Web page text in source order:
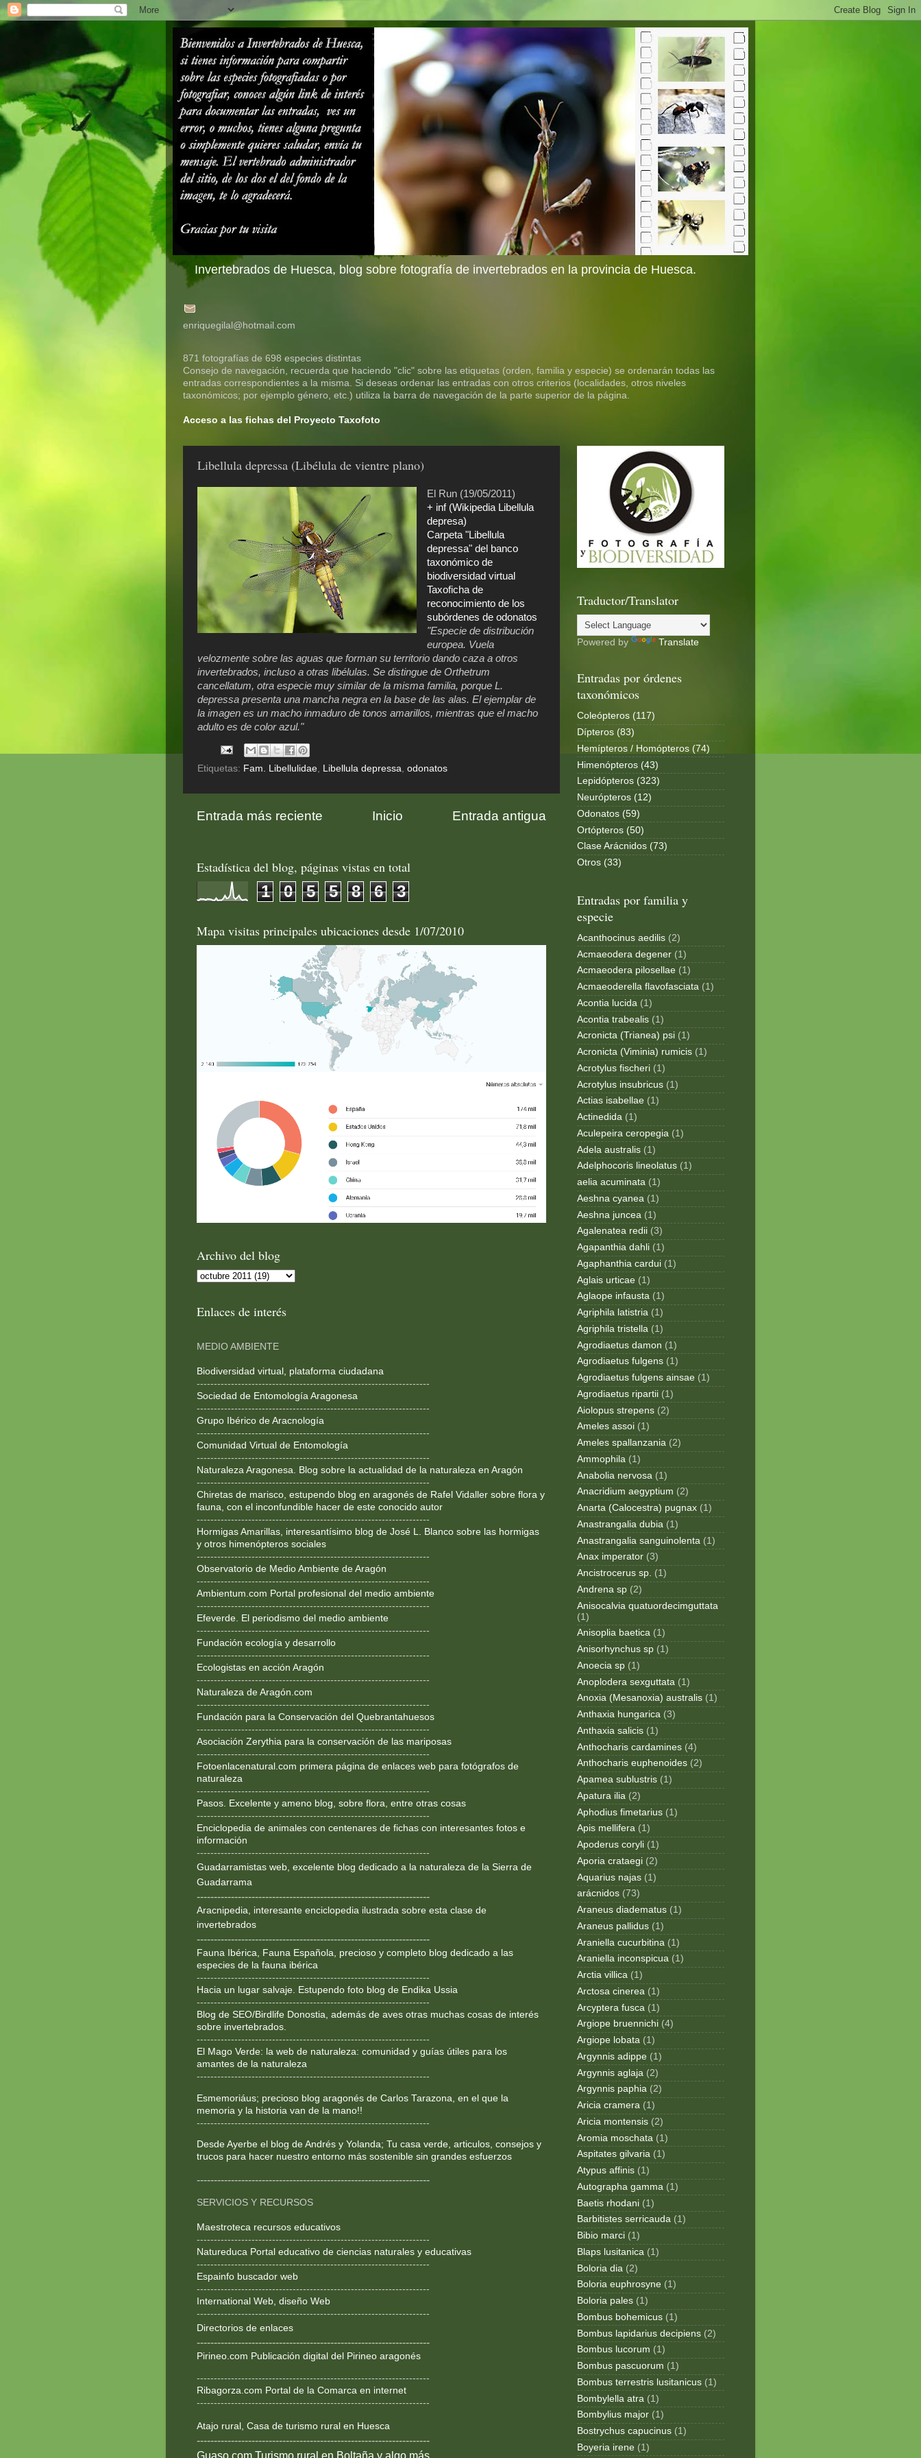
Invertebrados de Huesca, blog sobre fotografía de invertebrados en la provincia de Huesca.
enriquegilal@hotmail.com
871 fotografías de 698 especies distintas
Consejo de navegación, recuerda que haciendo "clic" sobre las etiquetas (orden, familia y especie) se ordenarán todas las
entradas correspondientes a la misma. Si deseas ordenar las entradas con otros criterios (localidades, otros niveles
taxonómicos; por ejemplo género, etc.) utiliza la barra de navegación de la parte superior de la página.
Acceso a las fichas del Proyecto Taxofoto
Libellula depressa (Libélula de vientre plano)
El Run (19/05/2011)
+ inf (Wikipedia Libellula
depresa)
Carpeta "Libellula
depressa" del banco
taxonómico de
biodiversidad virtual
Taxoficha de
reconocimiento de los
subórdenes de odonatos
"Especie de distribución
europea. Vuela
velozmente sobre las aguas que forman su territorio dando caza a otros
invertebrados, incluso a otras libélulas. Se distingue de Orthetrum
cancellatum, otra especie muy similar de la misma familia, porque L.
depressa presenta una mancha negra en la base de las alas. El ejemplar de
la imagen es un macho inmaduro de tonos amarillos, mientras que el macho
adulto es de color azul."
Etiquetas: Fam. Libellulidae Libellula depressa odonatos
Entrada más reciente Entrada antigua
Inicio
Estadística del blog, páginas vistas en total
1 0 5 5 8 6 3
Mapa visitas principales ubicaciones desde 1/07/2010
Archivo del blog
Enlaces de interés
MEDIO AMBIENTE
Biodiversidad virtual, plataforma ciudadana
--------------------------------------------------------------------
Sociedad de Entomología Aragonesa
--------------------------------------------------------------------
Grupo Ibérico de Aracnología
--------------------------------------------------------------------
Comunidad Virtual de Entomología
--------------------------------------------------------------------
Naturaleza Aragonesa. Blog sobre la actualidad de la naturaleza en Aragón
--------------------------------------------------------------------
Chiretas de marisco, estupendo blog en aragonés de Rafel Vidaller sobre flora y
fauna, con el inconfundible hacer de este conocido autor
--------------------------------------------------------------------
Hormigas Amarillas, interesantísimo blog de José L. Blanco sobre las hormigas
y otros himenópteros sociales
--------------------------------------------------------------------
Observatorio de Medio Ambiente de Aragón
--------------------------------------------------------------------
Ambientum.com Portal profesional del medio ambiente
--------------------------------------------------------------------
Efeverde. El periodismo del medio ambiente
--------------------------------------------------------------------
Fundación ecología y desarrollo
--------------------------------------------------------------------
Ecologistas en acción Aragón
--------------------------------------------------------------------
Naturaleza de Aragón.com
--------------------------------------------------------------------
Fundación para la Conservación del Quebrantahuesos
--------------------------------------------------------------------
Asociación Zerythia para la conservación de las mariposas
--------------------------------------------------------------------
Fotoenlacenatural.com primera página de enlaces web para fotógrafos de
naturaleza
--------------------------------------------------------------------
Pasos. Excelente y ameno blog, sobre flora, entre otras cosas
--------------------------------------------------------------------
Enciclopedia de animales con centenares de fichas con interesantes fotos e
información
--------------------------------------------------------------------
Guadarramistas web, excelente blog dedicado a la naturaleza de la Sierra de
Guadarrama
--------------------------------------------------------------------
Aracnipedia, interesante enciclopedia ilustrada sobre esta clase de
invertebrados
--------------------------------------------------------------------
Fauna Ibérica, Fauna Española, precioso y completo blog dedicado a las
especies de la fauna ibérica
--------------------------------------------------------------------
Hacia un lugar salvaje. Estupendo foto blog de Endika Ussia
--------------------------------------------------------------------
Blog de SEO/Birdlife Donostia, además de aves otras muchas cosas de interés
sobre invertebrados.
--------------------------------------------------------------------
El Mago Verde: la web de naturaleza: comunidad y guías útiles para los
amantes de la naturaleza
--------------------------------------------------------------------
Esmemoriáus; precioso blog aragonés de Carlos Tarazona, en el que la
memoria y la historia van de la mano!!
--------------------------------------------------------------------
Desde Ayerbe el blog de Andrés y Yolanda; Tu casa verde, articulos, consejos y
trucos para hacer nuestro entorno más sostenible sin grandes esfuerzos
--------------------------------------------------------------------
SERVICIOS Y RECURSOS
Maestroteca recursos educativos
--------------------------------------------------------------------
Natureduca Portal educativo de ciencias naturales y educativas
--------------------------------------------------------------------
Espainfo buscador web
--------------------------------------------------------------------
International Web, diseño Web
--------------------------------------------------------------------
Directorios de enlaces
--------------------------------------------------------------------
Pirineo.com Publicación digital del Pirineo aragonés
--------------------------------------------------------------------
Ribagorza.com Portal de la Comarca en internet
--------------------------------------------------------------------
Atajo rural, Casa de turismo rural en Huesca
--------------------------------------------------------------------
Traductor/Translator
Powered by Translate
Entradas por órdenes
taxonómicos
Coleópteros (117)
Dípteros (83)
Hemípteros / Homópteros (74)
Himenópteros (43)
Lepidópteros (323)
Neurópteros (12)
Odonatos (59)
Ortópteros (50)
Clase Arácnidos (73)
Otros (33)
Entradas por familia y
especie
Acanthocinus aedilis (2)
Acmaeodera degener (1)
Acmaeodera pilosellae (1)
Acmaeoderella flavofasciata (1)
Acontia lucida (1)
Acontia trabealis (1)
Acronicta (Trianea) psi (1)
Acronicta (Viminia) rumicis (1)
Acrotylus fischeri (1)
Acrotylus insubricus (1)
Actias isabellae (1)
Actinedida (1)
Aculepeira ceropegia (1)
Adela australis (1)
Adelphocoris lineolatus (1)
aelia acuminata (1)
Aeshna cyanea (1)
Aeshna juncea (1)
Agalenatea redii (3)
Agapanthia dahli (1)
Agaphanthia cardui (1)
Aglais urticae (1)
Aglaope infausta (1)
Agriphila latistria (1)
Agriphila tristella (1)
Agrodiaetus damon (1)
Agrodiaetus fulgens (1)
Agrodiaetus fulgens ainsae (1)
Agrodiaetus ripartii (1)
Aiolopus strepens (2)
Ameles assoi (1)
Ameles spallanzania (2)
Ammophila (1)
Anabolia nervosa (1)
Anacridium aegyptium (2)
Anarta (Calocestra) pugnax (1)
Anastrangalia dubia (1)
Anastrangalia sanguinolenta (1)
Anax imperator (3)
Ancistrocerus sp. (1)
Andrena sp (2)
Anisocalvia quatuordecimguttata
(1)
Anisoplia baetica (1)
Anisorhynchus sp (1)
Anoecia sp (1)
Anoplodera sexguttata (1)
Anoxia (Mesanoxia) australis (1)
Anthaxia hungarica (3)
Anthaxia salicis (1)
Anthocharis cardamines (4)
Anthocharis euphenoides (2)
Apamea sublustris (1)
Apatura ilia (2)
Aphodius fimetarius (1)
Apis mellifera (1)
Apoderus coryli (1)
Aporia crataegi (2)
Aquarius najas (1)
arácnidos (73)
Araneus diadematus (1)
Araneus pallidus (1)
Araniella cucurbitina (1)
Araniella inconspicua (1)
Arctia villica (1)
Arctosa cinerea (1)
Arcyptera fusca (1)
Argiope bruennichi (4)
Argiope lobata (1)
Argynnis adippe (1)
Argynnis aglaja (2)
Argynnis paphia (2)
Aricia cramera (1)
Aricia montensis (2)
Aromia moschata (1)
Aspitates gilvaria (1)
Atypus affinis (1)
Autographa gamma (1)
Baetis rhodani (1)
Barbitistes serricauda (1)
Bibio marci (1)
Blaps lusitanica (1)
Boloria dia (2)
Boloria euphrosyne (1)
Boloria pales (1)
Bombus bohemicus (1)
Bombus lapidarius decipiens (2)
Bombus lucorum (1)
Bombus pascuorum (1)
Bombus terrestris lusitanicus (1)
Bombylella atra (1)
Bombylius major (1)
Bostrychus capucinus (1)
Boyeria irene (1)